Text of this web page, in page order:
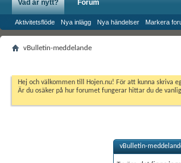
Vad är nytt?
Aktivitetsflöde Nya inlägg Nya händelser Markera
Forum
vBulletin-meddelande
Hej och välkommen till Hojen.nu! För att kunna skriva
Är du osäker på hur forumet fungerar hittar du de
vBulletin-